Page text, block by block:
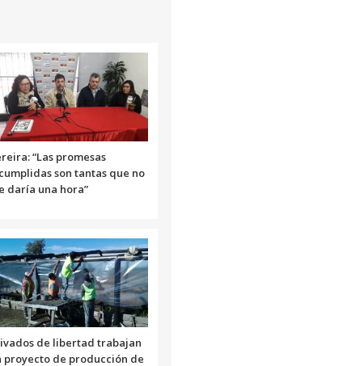
aumentar
o
disminuir
volumen.
“Las promesas
son tantas que no
daría una hora”
de libertad trabajan
proyecto de producción de